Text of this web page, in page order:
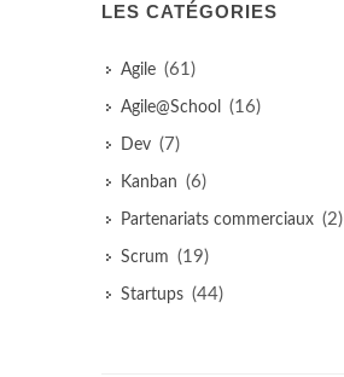
LES CATÉGORIES
Agile (61)
Agile@School (16)
Dev (7)
Kanban (6)
Partenariats commerciaux (2)
Scrum (19)
Startups (44)